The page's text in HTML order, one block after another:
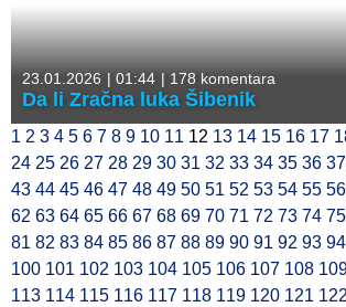
23.01.2026 | 01:44 | 178 komentara
Da li Zračna luka Šibenik
1 2 3 4 5 6 7 8 9 10 11 12 13 14 15 16 17
24 25 26 27 28 29 30 31 32 33 34 35 36 37
43 44 45 46 47 48 49 50 51 52 53 54 55 56
62 63 64 65 66 67 68 69 70 71 72 73 74 75
81 82 83 84 85 86 87 88 89 90 91 92 93 94
100 101 102 103 104 105 106 107 108
113 114 115 116 117 118 119 120 121